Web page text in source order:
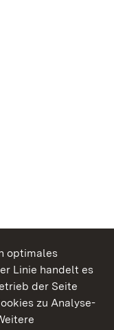
optimales
Linie handelt es
der Seite
zu Analyse-